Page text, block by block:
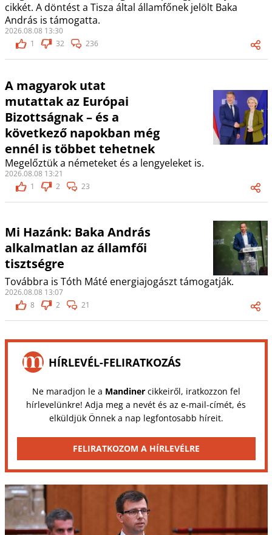
cikkét. A döntést a Tisza által államfőnek jelölt Baka
András is támogatta.
2026.08.08 13:30
1
32 236
A magyarok utat
mutattak az Európai
Bizottságnak – és a
következő napokban még
ennél is többet tehetnek
Megelőztük a németeket és a lengyeleket is.
2026.08.08 13:21
1
2 23
Mi Hazánk: Baka András
alkalmatlan az államfői
tisztségre
Továbbra is Tóth Máté energiajogászt támogatják.
2026.08.08 13:07
8
2 21
HÍRLEVÉL-FELIRATKOZÁS
Ne maradjon le a Mandinercikkeiről, iratkozzon fel
hírlevelünkre! Adja meg a nevét és az e-mail-címét, és
elküldjük Önnek a nap legfontosabb híreit.
FELIRATKOZOM A HÍRLEVÉLRE